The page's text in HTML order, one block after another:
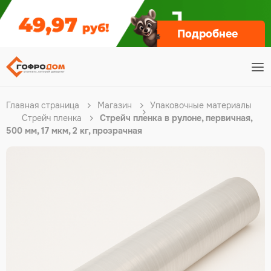
Подробнее
Главная страница Магазин
Упаковочные материалы
Стрейч пленка
Стрейч пленка в рулоне, первичная,
500 мм, 17 мкм, 2 кг, прозрачная